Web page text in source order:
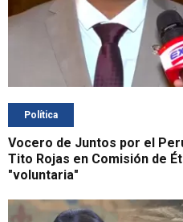
Política
Vocero de Juntos por el
Tito Rojas en Comisión de
"voluntaria"